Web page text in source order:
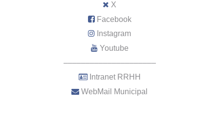
X
Facebook
Instagram
Youtube
–––––––––––––––––––––
Intranet RRHH
WebMail Municipal